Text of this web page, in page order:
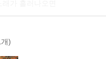
행복과 믿음으로 지속된다
)